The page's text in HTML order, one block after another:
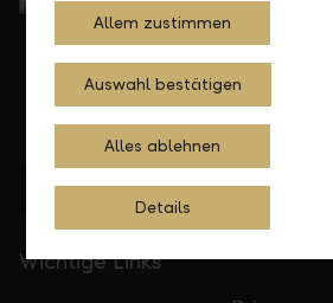
Standorte finden
Wichtige Links
Allem zustimmen
Auswahl bestätigen
Alles ablehnen
Details